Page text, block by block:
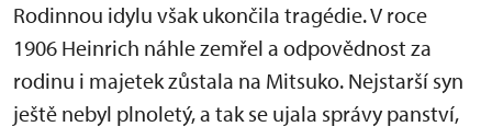
Rodinnou idylu však ukončila tragédie. V roce
1906 Heinrich náhle zemřel a odpovědnost za
rodinu i majetek zůstala na Mitsuko. Nejstarší syn
ještě nebyl plnoletý, a tak se ujala správy panství,